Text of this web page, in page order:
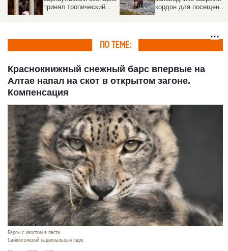
принял тропический
кордон для посещений.
ПО ТЕМЕ:
Краснокнижный снежный барс впервые на
Алтае напал на скот в открытом загоне.
Компенсация
Барсы с хвостом в пасти.
Сайлюгемский национальный парк